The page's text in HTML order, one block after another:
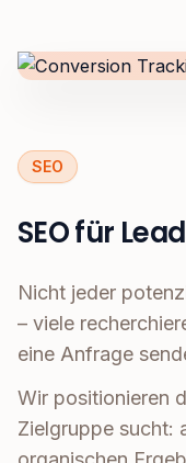
SEO
SEO für
Nicht jeder
– viele
eine Anfrage
Wir positionieren
Zielgruppe sucht: